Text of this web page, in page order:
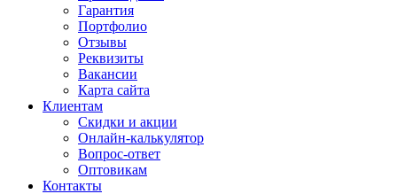
Гарантия
Портфолио
Отзывы
Реквизиты
Вакансии
Карта сайта
Клиентам
Скидки и акции
Онлайн-калькулятор
Вопрос-ответ
Оптовикам
Контакты